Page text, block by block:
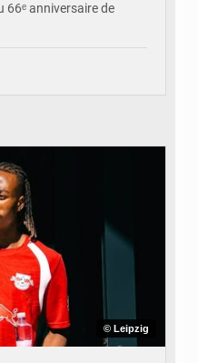
66ᵉ anniversaire de
© Leipzig